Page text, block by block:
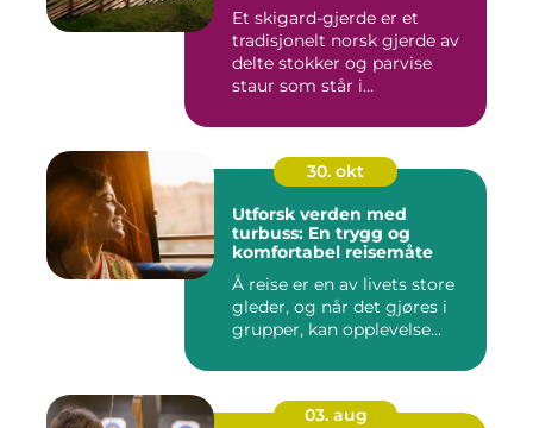
Et skigard-gjerde er et
tradisjonelt norsk gjerde av
delte stokker og parvise
staur som står i...
30. okt
Utforsk verden med
turbuss: En trygg og
komfortabel reisemåte
Å reise er en av livets store
gleder, og når det gjøres i
grupper, kan opplevelse...
03. aug